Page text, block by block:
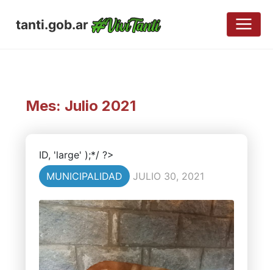
tanti.gob.ar
Mes: Julio 2021
ID, 'large' );*/ ?>
MUNICIPALIDAD
JULIO 30, 2021